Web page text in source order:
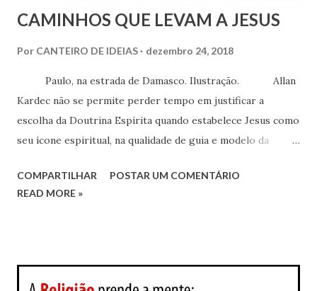
CAMINHOS QUE LEVAM A JESUS
Por CANTEIRO DE IDEIAS dezembro 24, 2018
Paulo, na estrada de Damasco. Ilustração. Allan
Kardec não se permite perder tempo em justificar a
escolha da Doutrina Espírita quando estabelece Jesus como
seu ícone espiritual, na qualidade de guia e modelo da
Espiritismo esclarece de pronto que havia aspectos
envolvidos em sua passagem pela Terra que deveriam ser
COMPARTILHAR
POSTAR UM COMENTÁRIO
READ MORE »